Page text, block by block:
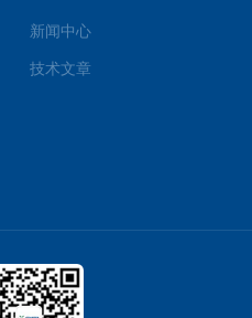
新闻中心
技术文章